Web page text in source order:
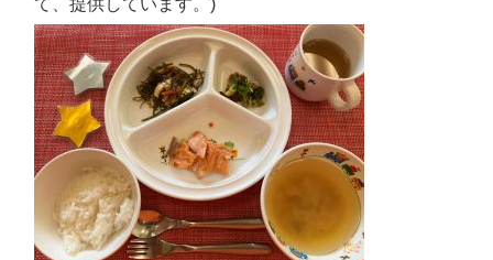
て、提供しています。)